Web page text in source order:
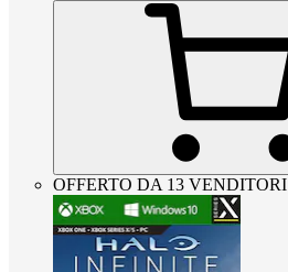
OFFERTO DA 13 VENDITORI